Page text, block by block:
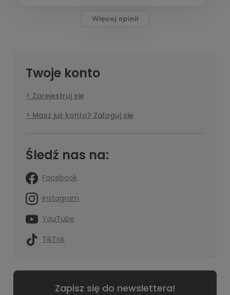
Więcej opinii
Twoje konto
Zarejestruj się
Masz już konto? Zaloguj się
Śledź nas na:
Facebook
Instagram
YouTube
TikTok
Zapisz się do newslettera!